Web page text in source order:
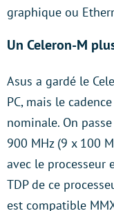
graphique ou
Un Celeron-M
Asus a gardé le
PC, mais le
nominale. On
900 MHz (9 x 100
avec le processeur
TDP de ce
est compatible